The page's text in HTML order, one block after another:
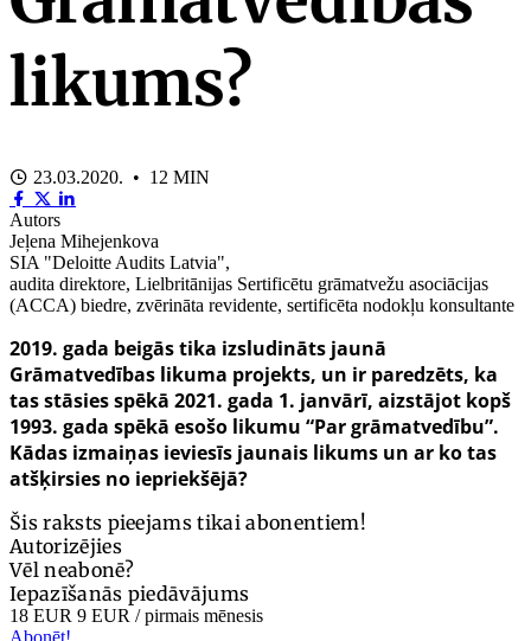
likums?
23.03.2020. • 12 MIN
Autors
Jeļena Mihejenkova
SIA "Deloitte Audits Latvia",
audita direktore, Lielbritānijas Sertificētu grāmatvežu asociācijas
(ACCA) biedre, zvērināta revidente, sertificēta nodokļu konsultante
2019. gada beigās tika izsludināts jaunā
Grāmatvedības likuma projekts, un ir paredzēts, ka
tas stāsies spēkā 2021. gada 1. janvārī, aizstājot kopš
1993. gada spēkā esošo likumu “Par grāmatvedību”.
Kādas izmaiņas ieviesīs jaunais likums un ar ko tas
atšķirsies no iepriekšējā?
Šis raksts pieejams tikai abonentiem!
Autorizējies
Vēl neabonē?
Iepazīšanās piedāvājums
18 EUR 9 EUR / pirmais mēnesis
Abonēt!